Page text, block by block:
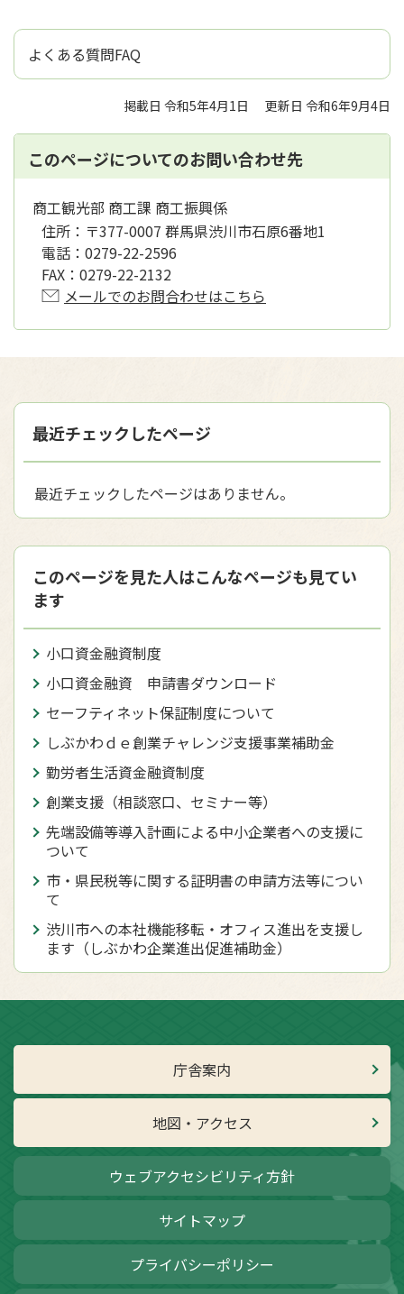
よくある質問FAQ
掲載日 令和5年4月1日 更新日 令和6年9月4日
このページについてのお問い合わせ先
商工観光部 商工課 商工振興係
住所： 〒377-0007 群馬県渋川市石原6番地1
電話： 0279-22-2596
FAX： 0279-22-2132
メールでのお問合わせはこちら
最近チェックしたページ
最近チェックしたページはありません。
このページを見た人はこんなページも見てい
ます
小口資金融資制度
小口資金融資 申請書ダウンロード
セーフティネット保証制度について
しぶかわｄｅ創業チャレンジ支援事業補助金
勤労者生活資金融資制度
創業支援（相談窓口、セミナー等）
先端設備等導入計画による中小企業者への支援に
ついて
市・県民税等に関する証明書の申請方法等につい
て
渋川市への本社機能移転・オフィス進出を支援し
ます（しぶかわ企業進出促進補助金）
庁舎案内
地図・アクセス
ウェブアクセシビリティ方針
サイトマップ
プライバシーポリシー